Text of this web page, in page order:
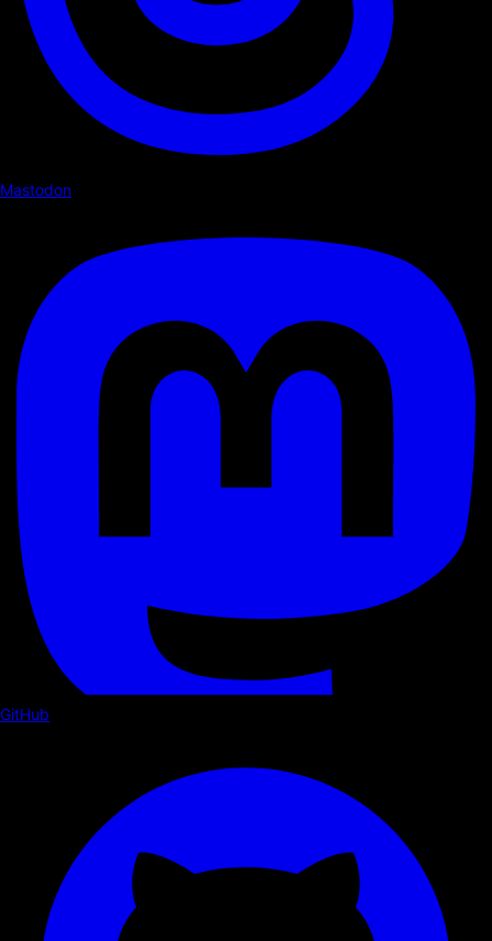
Mastodon
GitHub